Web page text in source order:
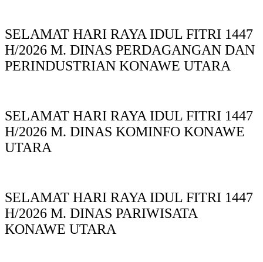
SELAMAT HARI RAYA IDUL FITRI 1447
H/2026 M. DINAS PERDAGANGAN DAN
PERINDUSTRIAN KONAWE UTARA
SELAMAT HARI RAYA IDUL FITRI 1447
H/2026 M. DINAS KOMINFO KONAWE
UTARA
SELAMAT HARI RAYA IDUL FITRI 1447
H/2026 M. DINAS PARIWISATA
KONAWE UTARA